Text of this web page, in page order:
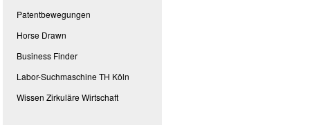
Patentbewegungen
Horse Drawn
Business Finder
Labor-Suchmaschine TH Köln
Wissen Zirkuläre Wirtschaft